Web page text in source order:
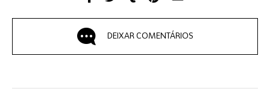
DEIXAR COMENTÁRIOS